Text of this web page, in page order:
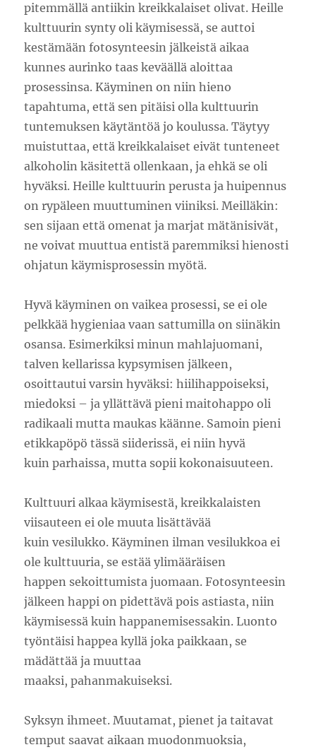
pitemmällä antiikin kreikkalaiset olivat. Heille
kulttuurin synty oli käymisessä, se auttoi
kestämään fotosynteesin jälkeistä aikaa
kunnes aurinko taas keväällä aloittaa
prosessinsa. Käyminen on niin hieno
tapahtuma, että sen pitäisi olla kulttuurin
tuntemuksen käytäntöä jo koulussa. Täytyy
muistuttaa, että kreikkalaiset eivät tunteneet
alkoholin käsitettä ollenkaan, ja ehkä se oli
hyväksi. Heille kulttuurin perusta ja huipennus
on rypäleen muuttuminen viiniksi. Meilläkin:
sen sijaan että omenat ja marjat mätänisivät,
ne voivat muuttua entistä paremmiksi hienosti
ohjatun käymisprosessin myötä.
Hyvä käyminen on vaikea prosessi, se ei ole
pelkkää hygieniaa vaan sattumilla on siinäkin
osansa. Esimerkiksi minun mahlajuomani,
talven kellarissa kypsymisen jälkeen,
osoittautui varsin hyväksi: hiilihappoiseksi,
miedoksi – ja yllättävä pieni maitohappo oli
radikaali mutta maukas käänne. Samoin pieni
etikkapöpö tässä siiderissä, ei niin hyvä
kuin parhaissa, mutta sopii kokonaisuuteen.
Kulttuuri alkaa käymisestä, kreikkalaisten
viisauteen ei ole muuta lisättävää
kuin vesilukko. Käyminen ilman vesilukkoa ei
ole kulttuuria, se estää ylimääräisen
happen sekoittumista juomaan. Fotosynteesin
jälkeen happi on pidettävä pois astiasta, niin
käymisessä kuin happanemisessakin. Luonto
työntäisi happea kyllä joka paikkaan, se
mädättää ja muuttaa
maaksi, pahanmakuiseksi.
Syksyn ihmeet. Muutamat, pienet ja taitavat
temput saavat aikaan muodonmuoksia,